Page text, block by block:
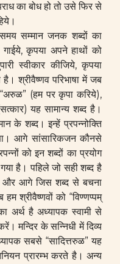
का बोध हो तो उसे फिर से
समय सम्मान जनक शब्दों का
कृपया अपने हाथों को
स्वीकार कीजिये, कृपया
श्रीवैष्णव परिभाषा में जब
(हम पर कृपा करिये),
यह सामान्य शब्द है।
के शब्द। इन्हें प्रपन्नोक्ति
आगे सांसारिकजन कौनसे
को इन शब्दों का प्रयोग
है। पहिले जो सही शब्द है
और आगे जिस शब्द से बचना
श्रीवैष्णवों को “विण्णप्पम्
अर्थ है अध्यापक स्वामी से
मन्दिर के सन्निधी में दिव्य
सबसे “सादित्तरुळ” यह
प्रारम्भ करते है। अन्य